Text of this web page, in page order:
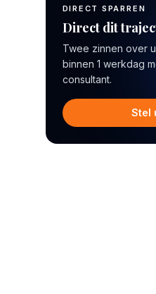
DIRECT SPARREN
Direct dit
Twee zinnen over
binnen 1 werkdag
consultant.
Stel